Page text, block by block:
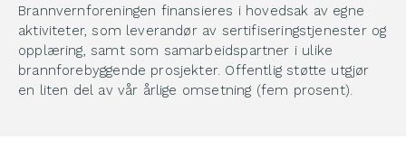
Brannvernforeningen finansieres i hovedsak av egne
aktiviteter, som leverandør av sertifiseringstjenester og
opplæring, samt som samarbeidspartner i ulike
brannforebyggende prosjekter. Offentlig støtte utgjør
en liten del av vår årlige omsetning (fem prosent).